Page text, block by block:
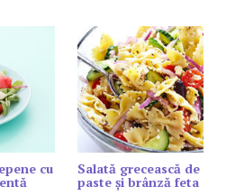
cu Salată grecească de
paste și brânză feta